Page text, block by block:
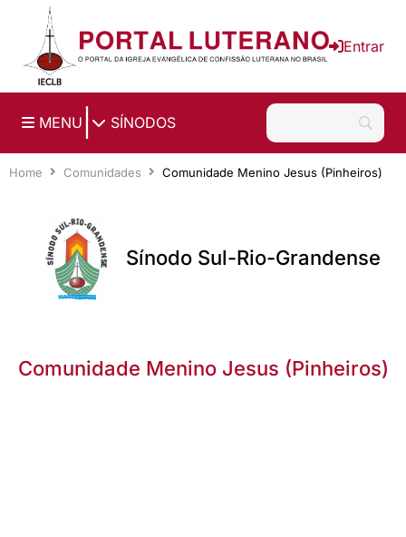
Ir para o conteúdo principal
Entrar
MENU SÍNODOS
Home Comunidades Comunidade Menino Jesus (Pinheiros)
Sínodo Sul-Rio-Grandense
Comunidade Menino Jesus (Pinheiros)